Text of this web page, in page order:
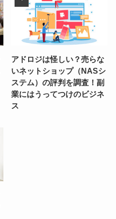
アドロジは怪しい？売らな
いネットショップ（NASシ
ステム）の評判を調査！副
業にはうってつけのビジネ
ス